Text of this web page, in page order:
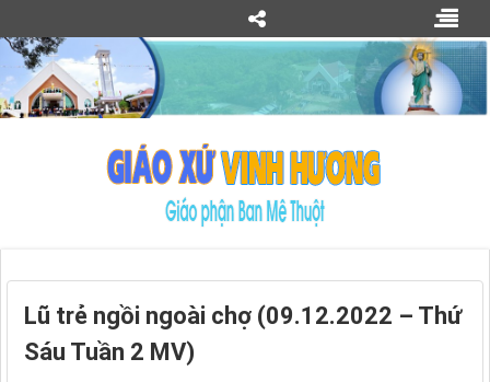
Lũ trẻ ngồi ngoài chợ (09.12.2022 – Thứ
Sáu Tuần 2 MV)